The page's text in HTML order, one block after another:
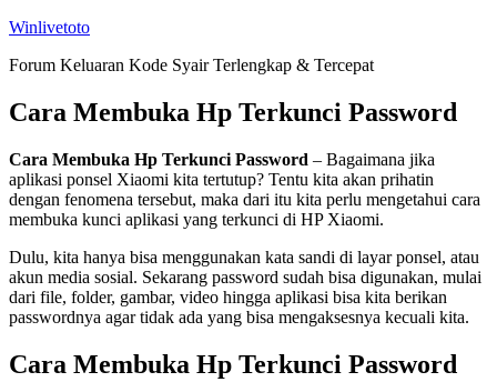
Skip
content
Winlivetoto
Forum Keluaran Kode Syair Terlengkap & Tercepat
Cara Membuka Hp Terkunci Password
Cara Membuka Hp Terkunci Password – Bagaimana jika
aplikasi ponsel Xiaomi kita tertutup? Tentu kita akan prihatin
dengan fenomena tersebut, maka dari itu kita perlu mengetahui cara
membuka kunci aplikasi yang terkunci di HP Xiaomi.
Dulu, kita hanya bisa menggunakan kata sandi di layar ponsel, atau
akun media sosial. Sekarang password sudah bisa digunakan, mulai
dari file, folder, gambar, video hingga aplikasi bisa kita berikan
passwordnya agar tidak ada yang bisa mengaksesnya kecuali kita.
Cara Membuka Hp Terkunci Password